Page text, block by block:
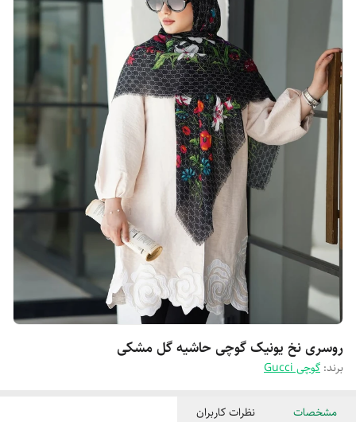
روسری نخ یونیک گوچی حاشیه گل مشکی
برند: گوچی Gucci
مشخصات نظرات کاربران